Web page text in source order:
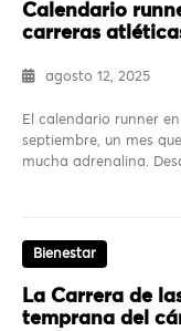
Calendario
carreras
agosto 12, 2025
El calendario runner
septiembre, un mes
mucha adrenalina.
Bienestar
La Carrera de
temprana del